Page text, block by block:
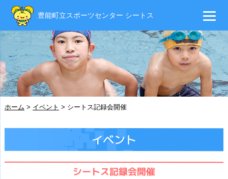
ホーム > イベント > シートス記録会開催
イベント
シートス記録会開催
豊能町立スポーツセンター シートス